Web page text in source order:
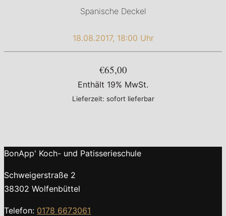
Spanische Deckel
18.08.2017, 18:00 Uhr
€65,00
Enthält 19% MwSt.
Lieferzeit: sofort lieferbar
BonApp' Koch- und Patisserieschule
Schweigerstraße 2
38302 Wolfenbüttel
Telefon: 0178 6673061